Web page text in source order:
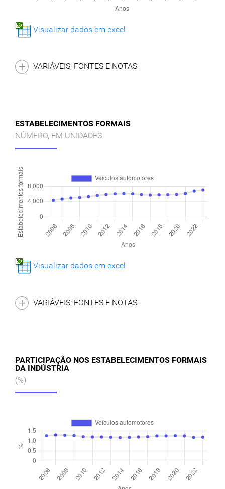
Visualizar dados em excel
VARIÁVEIS, FONTES E NOTAS
ESTABELECIMENTOS FORMAIS
NÚMERO, EM UNIDADES
Visualizar dados em excel
VARIÁVEIS, FONTES E NOTAS
PARTICIPAÇÃO NOS ESTABELECIMENTOS FORMAIS
DA INDÚSTRIA
(%)